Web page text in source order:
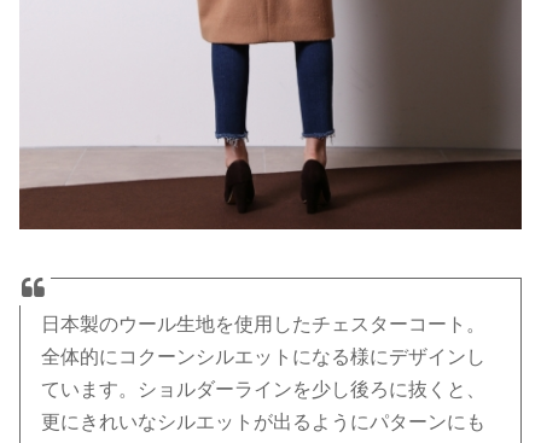
日本製のウール生地を使用したチェスターコート。
全体的にコクーンシルエットになる様にデザインし
ています。ショルダーラインを少し後ろに抜くと、
更にきれいなシルエットが出るようにパターンにも